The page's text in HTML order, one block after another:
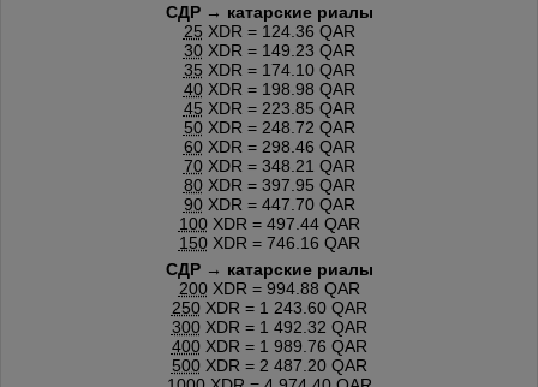
СДР → катарские риалы
25 XDR = 124.36 QAR
30XDR = 149.23 QAR
35 XDR = 174.10 QAR
40XDR = 198.98 QAR
45 XDR = 223.85 QAR
50XDR = 248.72 QAR
60XDR = 298.46 QAR
70XDR = 348.21 QAR
80XDR = 397.95 QAR
90XDR = 447.70 QAR
100XDR = 497.44 QAR
150XDR = 746.16 QAR
СДР → катарские риалы
200XDR = 994.88 QAR
250XDR = 1 243.60 QAR
300XDR = 1 492.32 QAR
400XDR = 1 989.76 QAR
500XDR = 2 487.20 QAR